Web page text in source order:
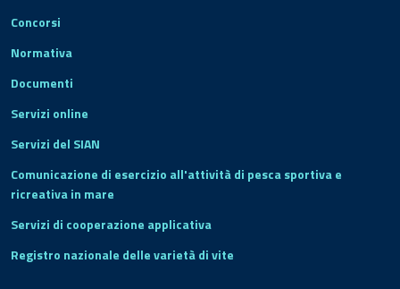
Concorsi
Normativa
Documenti
Servizi online
Servizi del SIAN
Comunicazione di esercizio all'attività di pesca sportiva e
ricreativa in mare
Servizi di cooperazione applicativa
Registro nazionale delle varietà di vite